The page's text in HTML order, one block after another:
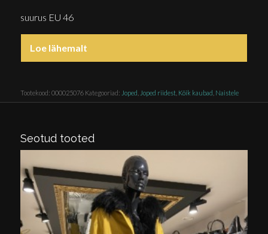
suurus EU 46
Loe lähemalt
Tootekood: 000025076 Kategooriad: Joped Joped riidest, Kõik kaubad Naistele
Seotud tooted